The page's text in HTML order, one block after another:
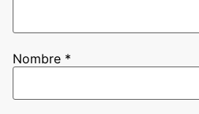
Nombre *